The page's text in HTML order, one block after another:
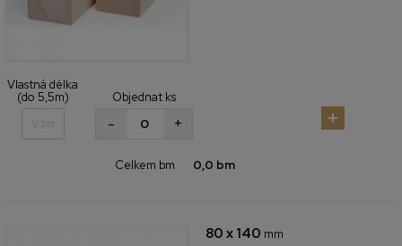
Vlastná délka
(do 5,5m)
Objednat ks
+
-
Celkem bm 0,0 bm
80 x 140 mm